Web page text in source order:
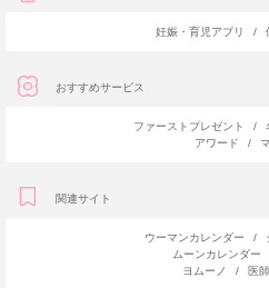
妊娠・育児アプリ /
おすすめサービス
ファーストプレゼント /
アワード
/
関連サイト
ウーマンカレンダー /
ムーンカレンダー
ヨムーノ
/ 医